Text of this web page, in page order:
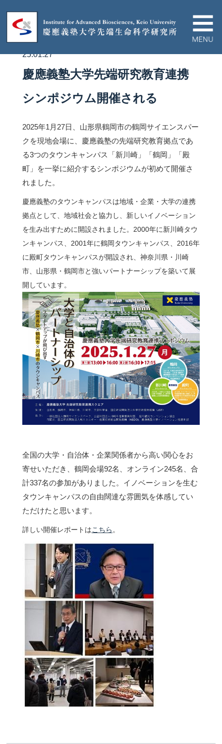
研究プロジェクト
論文/ハイライト
産官学連携
問い合わせ
ENGLISH
鶴岡タウンキャンパス
慶應義塾大学
25.01.27
慶應義塾大学先端研究教育連携
シンポジウム開催される
2025年1月27日、山形県鶴岡市の鶴岡サイエンスパー
クを現地会場に、慶應義塾の先端研究教育拠点であ
る3つのタウンキャンパス「新川崎」「鶴岡」「殿
町」を一挙に紹介するシンポジウムが初めて開催さ
れました。
慶應義塾のタウンキャンパスは地域・企業・大学の連携
拠点として、地域社会と協力し、新しいイノベーション
を生み出すために開設されました。2000年に新川崎タウ
ンキャンパス、2001年に鶴岡タウンキャンパス、2016年
に殿町タウンキャンパスが開設され、神奈川県・川崎
市、山形県・鶴岡市と強いパートナーシップを築いて展
開しています。
全国の大学・自治体・企業関係者から高い関心をお
寄せいただき、鶴岡会場92名、オンライン245名、合
計337名の参加がありました。イノベーションを生む
タウンキャンパスの自由闊達な雰囲気を体感してい
ただけたと思います。
詳しい開催レポートはこちら。